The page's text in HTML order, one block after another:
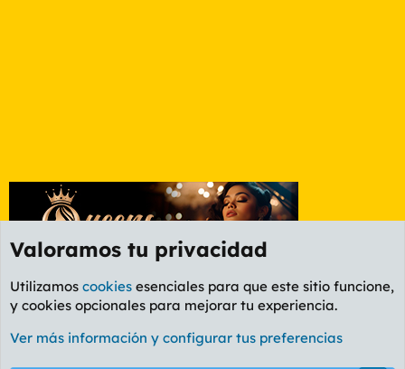
Foro General
Cookies
PL OLDSTYLE AMARILLO
Valoramos tu privacidad
Utilizamos cookies esenciales para que este sitio funcione,
y cookies opcionales para mejorar tu experiencia.
Ver más información y configurar tus preferencias